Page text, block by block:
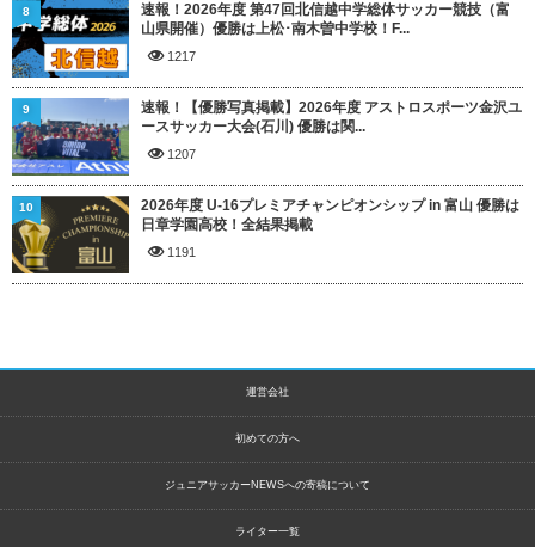
速報！2026年度 第47回北信越中学総体サッカー競技（富
山県開催）優勝は上松･南木曽中学校！F...
1217
8
速報！【優勝写真掲載】2026年度 アストロスポーツ金沢ユ
ースサッカー大会(石川) 優勝は関...
1207
9
2026年度 U-16プレミアチャンピオンシップ in 富山 優勝は
日章学園高校！全結果掲載
1191
10
運営会社
初めての方へ
ジュニアサッカーNEWSへの寄稿について
ライター一覧